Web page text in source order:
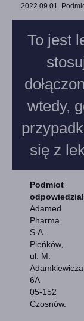
2022.09.01.
To jest
wtedy,
się z
Podmiot
Adamed
Pharma
S.A.
Pieńków,
ul. M.
Adamkiewicza
6A
05‑152
Czosnów.